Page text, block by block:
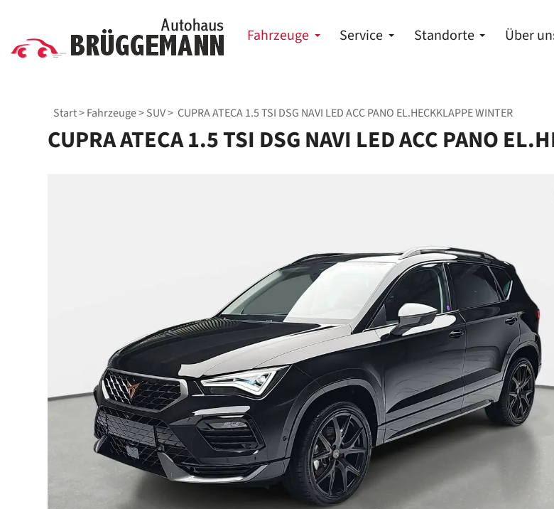
Fahrzeuge Service Standorte Über
Start>Fahrzeuge>SUV> CUPRA ATECA 1.5 TSI DSG NAVI LED ACC PANO EL.HECKKLAPPE WINTER
CUPRA ATECA 1.5 TSI DSG NAVI LED ACC PANO